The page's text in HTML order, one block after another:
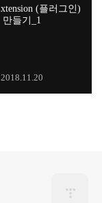
(플러그인)
만들기_1
2018.11.20